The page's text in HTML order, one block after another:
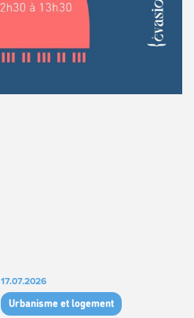
17.07.2026
Urbanisme et logement